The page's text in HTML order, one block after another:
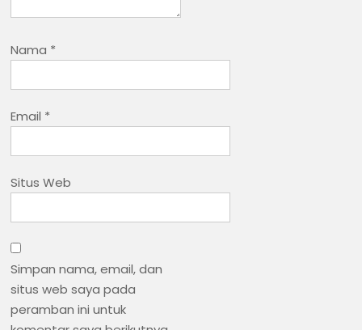
Nama *
Email *
Situs Web
Simpan nama, email, dan
situs web saya pada
peramban ini untuk